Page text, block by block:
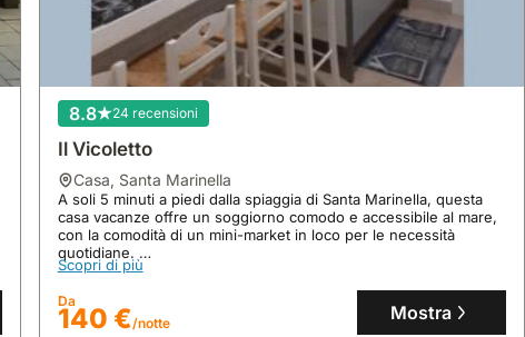
8.8 24 recensioni
Il Vicoletto
casa, Santa Marinella
A soli 5 minuti a piedi dalla spiaggia di Santa Marinella, questa
casa vacanze offre un soggiorno comodo e accessibile al mare,
con la comodità di un mini-market in loco per le necessità
quotidiane.
Questa villa, con una superficie di 50 metri quadrati, può
ospitare fino a 9 persone e dispone di aria condizionata, Wi-Fi
gratuito e un angolo cottura attrezzato.
Scopri di più
Da
140 €/notte Mostra